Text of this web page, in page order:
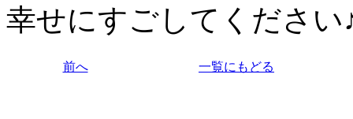
幸せにすごしてください
前へ 一覧にもどる